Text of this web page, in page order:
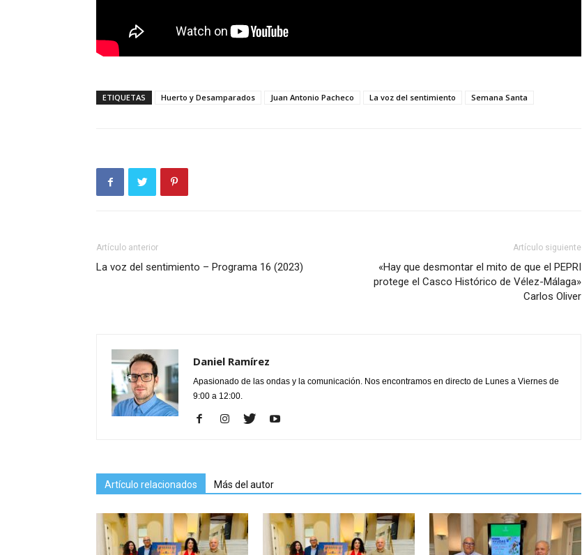
ETIQUETAS Huerto y Desamparados Juan Antonio Pacheco La voz del sentimiento Semana Santa
Artículo anterior
La voz del sentimiento – Programa 16 (2023)
Artículo siguiente
«Hay que desmontar el mito de que el PEPRI
protege el Casco Histórico de Vélez-Málaga»
Carlos Oliver
Daniel Ramírez
Apasionado de las ondas y la comunicación. Nos encontramos en directo de Lunes a Viernes de
9:00 a 12:00.
Artículo relacionados Más del autor